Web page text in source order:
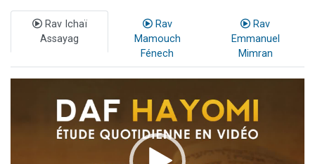
Rav Ichaï
Assayag
Rav
Mamouch
Fénech
Rav
Emmanuel
Mimran